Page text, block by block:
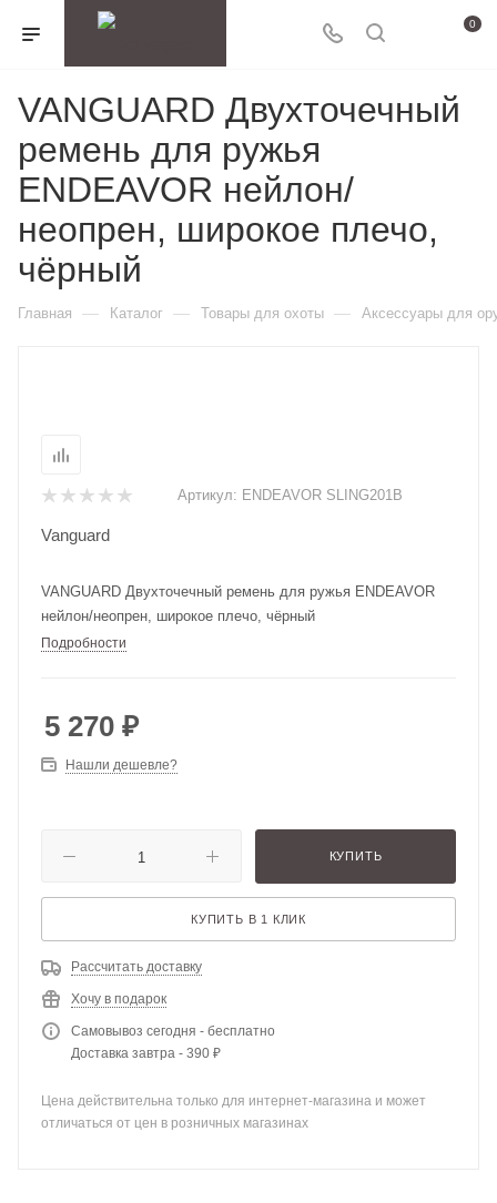
0
VANGUARD Двухточечный
ремень для ружья
ENDEAVOR нейлон/
неопрен, широкое плечо,
чёрный
Главная — Каталог — Товары для охоты — Аксессуары для
Артикул: ENDEAVOR SLING201B
Vanguard
VANGUARD Двухточечный ремень для ружья ENDEAVOR
нейлон/неопрен, широкое плечо, чёрный
Подробности
5 270 ₽
Нашли дешевле?
КУПИТЬ
КУПИТЬ В 1 КЛИК
Рассчитать доставку
Хочу в подарок
Самовывоз сегодня - бесплатно
Доставка завтра - 390 ₽
Цена действительна только для интернет-магазина и может
отличаться от цен в розничных магазинах